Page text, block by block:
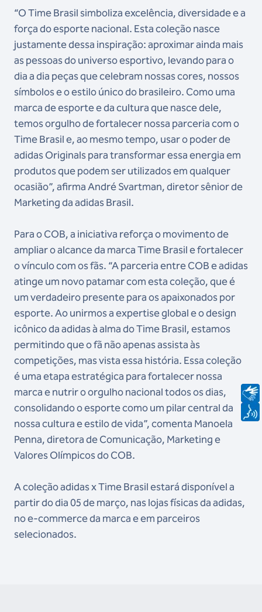
“O Time Brasil simboliza excelência, diversidade e a
força do esporte nacional. Esta coleção nasce
justamente dessa inspiração: aproximar ainda mais
as pessoas do universo esportivo, levando para o
dia a dia peças que celebram nossas cores, nossos
símbolos e o estilo único do brasileiro. Como uma
marca de esporte e da cultura que nasce dele,
temos orgulho de fortalecer nossa parceria com o
Time Brasil e, ao mesmo tempo, usar o poder de
adidas Originals para transformar essa energia em
produtos que podem ser utilizados em qualquer
ocasião”, afirma André Svartman, diretor sênior de
Marketing da adidas Brasil.
Para o COB, a iniciativa reforça o movimento de
ampliar o alcance da marca Time Brasil e fortalecer
o vínculo com os fãs. “A parceria entre COB e adidas
atinge um novo patamar com esta coleção, que é
um verdadeiro presente para os apaixonados por
esporte. Ao unirmos a expertise global e o design
icônico da adidas à alma do Time Brasil, estamos
permitindo que o fã não apenas assista às
competições, mas vista essa história. Essa coleção
é uma etapa estratégica para fortalecer nossa
marca e nutrir o orgulho nacional todos os dias,
consolidando o esporte como um pilar central da
nossa cultura e estilo de vida”, comenta Manoela
Penna, diretora de Comunicação, Marketing e
Valores Olímpicos do COB.
A coleção adidas x Time Brasil estará disponível a
partir do dia 05 de março, nas lojas físicas da adidas,
no e-commerce da marca e em parceiros
selecionados.